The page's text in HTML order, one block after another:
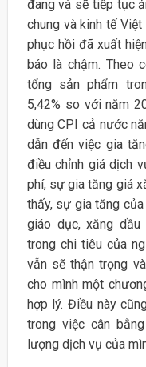
đang và sẽ tiếp tục
chung và kinh tế
phục hồi đã xuất
báo là chậm. Theo
tổng sản phẩm
5,42% so với năm
dùng CPI cả nước
dẫn đến việc gia
điều chỉnh giá dịch
phí, sự gia tăng giá
thấy, sự gia tăng
giáo dục, xăng
trong chi tiêu của
vẫn sẽ thận trọng
cho mình một
hợp lý. Điều này
trong việc cân
lượng dịch vụ của